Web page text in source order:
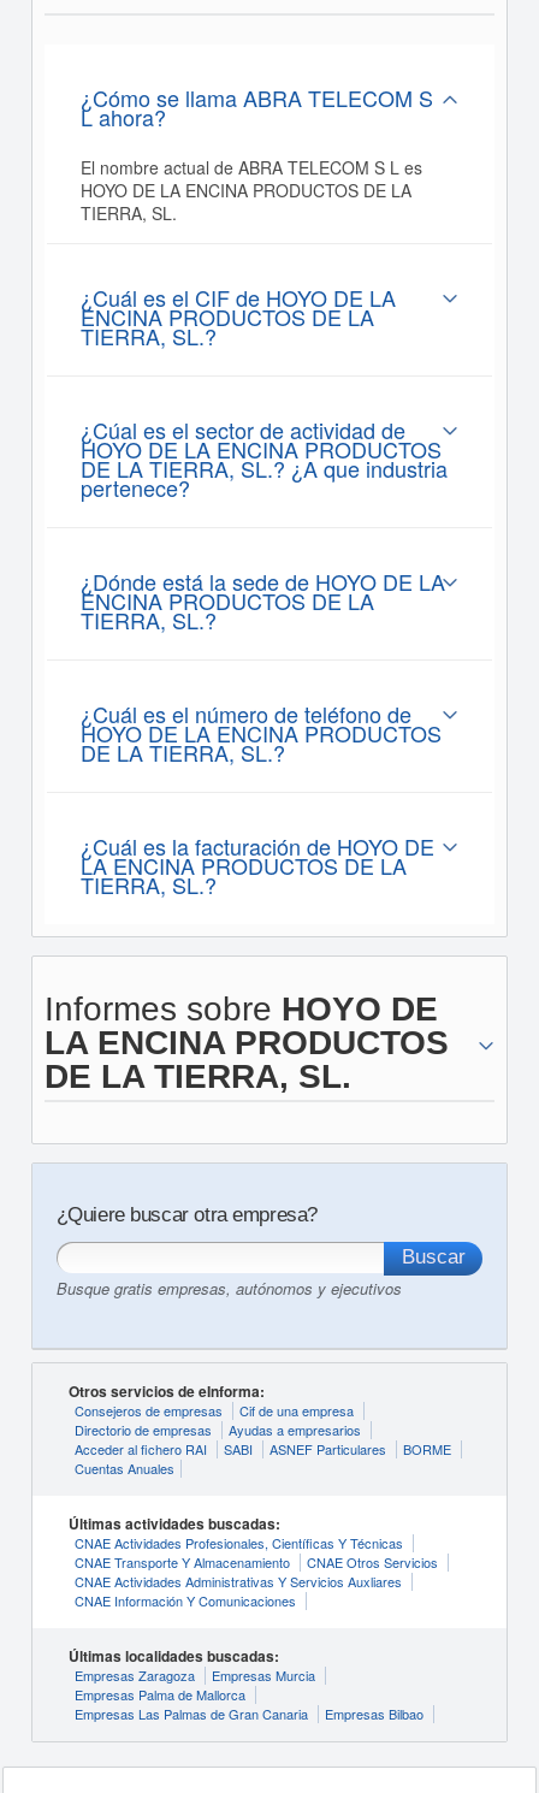
¿Cómo se llama ABRA TELECOM S
L ahora?
El nombre actual de ABRA TELECOM S L es
HOYO DE LA ENCINA PRODUCTOS DE LA
TIERRA, SL.
¿Cuál es el CIF de HOYO DE LA
ENCINA PRODUCTOS DE LA
TIERRA, SL.?
¿Cúal es el sector de actividad de
HOYO DE LA ENCINA PRODUCTOS
DE LA TIERRA, SL.? ¿A que industria
pertenece?
¿Dónde está la sede de HOYO DE LA
ENCINA PRODUCTOS DE LA
TIERRA, SL.?
¿Cuál es el número de teléfono de
HOYO DE LA ENCINA PRODUCTOS
DE LA TIERRA, SL.?
¿Cuál es la facturación de HOYO DE
LA ENCINA PRODUCTOS DE LA
TIERRA, SL.?
Informes sobre HOYO DE
LA ENCINA PRODUCTOS
DE LA TIERRA, SL.
¿Quiere buscar otra empresa?
Busque gratis empresas, autónomos y ejecutivos
Otros servicios de eInforma:
Consejeros de empresas
Cif de una empresa
Directorio de empresas
Ayudas a empresarios
Acceder al fichero RAI
SABI ASNEF Particulares
BORME
Cuentas Anuales
Últimas actividades buscadas:
CNAE Actividades Profesionales, Científicas Y Técnicas
CNAE Transporte Y Almacenamiento
CNAE Otros Servicios
CNAE Actividades Administrativas Y Servicios Auxliares
CNAE Información Y Comunicaciones
Últimas localidades buscadas:
Empresas Zaragoza
Empresas Murcia
Empresas Palma de Mallorca
Empresas Las Palmas de Gran Canaria
Empresas Bilbao